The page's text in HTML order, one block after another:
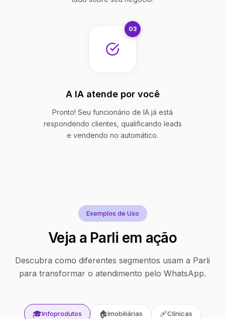
03
A IA atende por você
Pronto! Seu funcionário de IA já está
respondendo clientes, qualificando leads
e vendendo no automático.
Exemplos de Uso
Veja a Parli em ação
Descubra como diferentes segmentos usam a Parli
para transformar o atendimento pelo WhatsApp.
🎓Infoprodutos 🏠Imobiliárias 🩹Clínicas